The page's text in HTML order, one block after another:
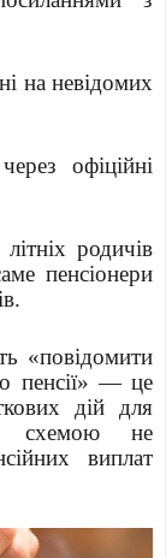
на невідомих
офіційні
родичів
пенсіонери
«повідомити
пенсії» — це
дій для
схемою не
виплат